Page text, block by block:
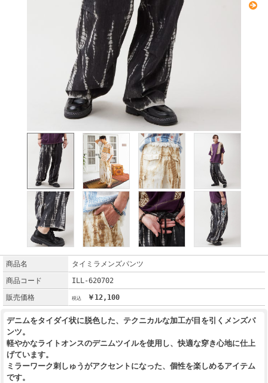
商品名
タイミラメンズパンツ
商品コード
ILL-620702
販売価格
￥12,100
デニムをタイダイ状に脱色した、テクニカルな加工が目を引くメンズパ
ンツ。
軽やかなライトオンスのデニムツイルを使用し、快適な穿き心地に仕上
げています。
ミラーワーク刺しゅうがアクセントになった、個性を楽しめるアイテム
です。